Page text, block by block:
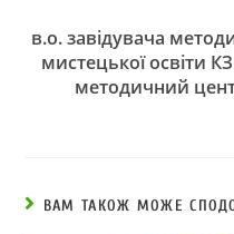
в.о. завідувача
мистецької освіти
методичний
ВАМ ТАКОЖ МОЖЕ